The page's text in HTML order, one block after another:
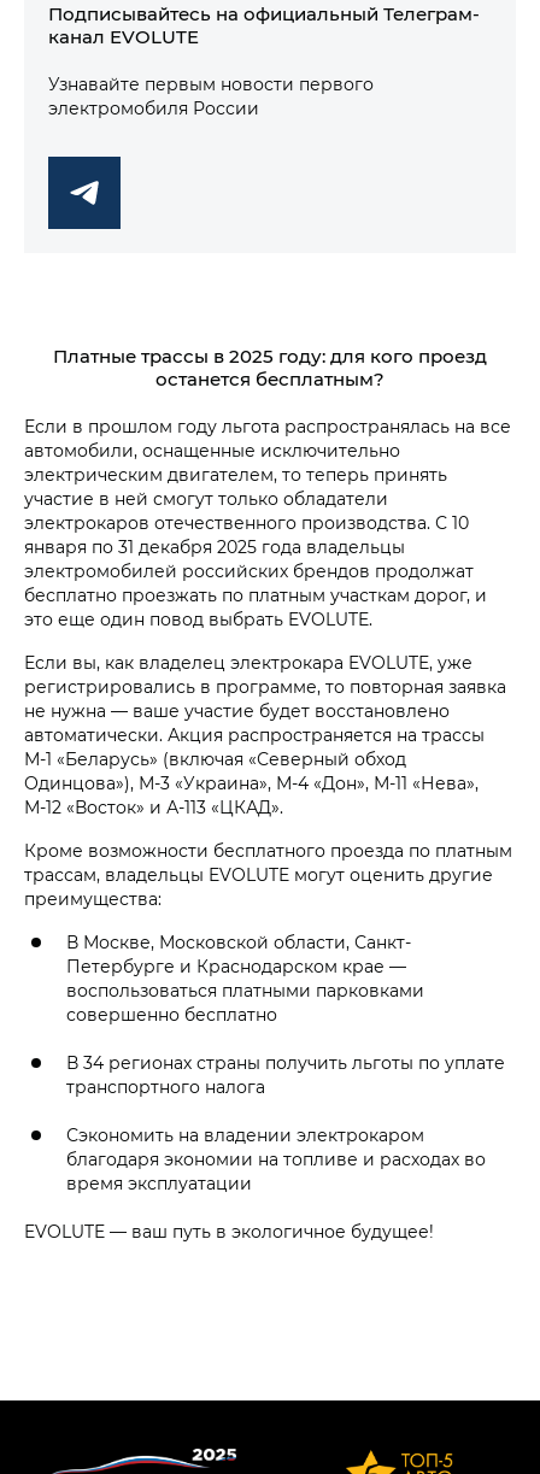
Подписывайтесь на официальный Телеграм-
канал EVOLUTE
Узнавайте первым новости первого
электромобиля России
Платные трассы в 2025 году: для кого проезд
останется бесплатным?
Если в прошлом году льгота распространялась на все
автомобили, оснащенные исключительно
электрическим двигателем, то теперь принять
участие в ней смогут только обладатели
электрокаров отечественного производства. С 10
января по 31 декабря 2025 года владельцы
электромобилей российских брендов продолжат
бесплатно проезжать по платным участкам дорог, и
это еще один повод выбрать EVOLUTE.
Если вы, как владелец электрокара EVOLUTE, уже
регистрировались в программе, то повторная заявка
не нужна — ваше участие будет восстановлено
автоматически. Акция распространяется на трассы
М-1 «Беларусь» (включая «Северный обход
Одинцова»), М-3 «Украина», М-4 «Дон», М-11 «Нева»,
М-12 «Восток» и А-113 «ЦКАД».
Кроме возможности бесплатного проезда по платным
трассам, владельцы EVOLUTE могут оценить другие
преимущества:
В Москве, Московской области, Санкт-
Петербурге и Краснодарском крае —
воспользоваться платными парковками
совершенно бесплатно
В 34 регионах страны получить льготы по уплате
транспортного налога
Сэкономить на владении электрокаром
благодаря экономии на топливе и расходах во
время эксплуатации
EVOLUTE — ваш путь в экологичное будущее!